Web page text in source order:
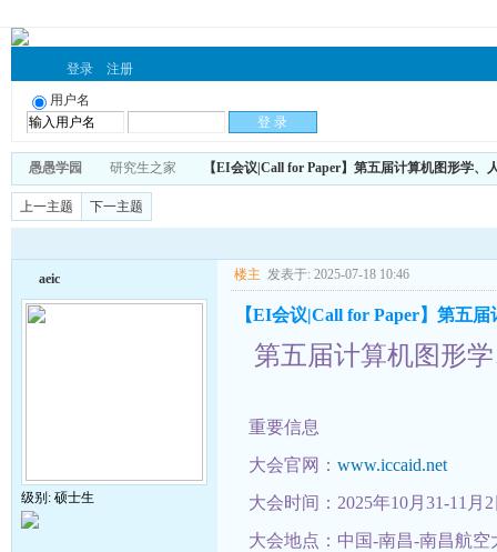
登录 注册
用户名
愚愚学园 研究生之家 【EI会议|Call for Paper】第五届计算机图形学
上一主题 下一主题
aeic
级别: 硕士生
楼主 发表于: 2025-07-18 10:46
【EI会议|Call for Paper】第五
第五届计算机图形
重要信息
大会官网： www.iccaid.net
大会时间：2025年10月31-11月
大会地点：中国-南昌-南昌航空